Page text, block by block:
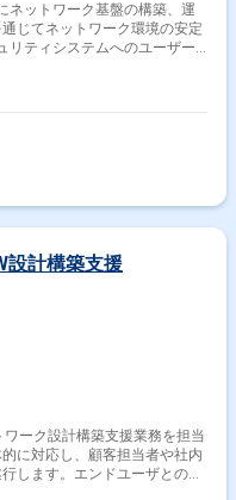
じてネットワーク環境の安定
設計構築支援
に対応し、顧客担当者や社内
します。エンドユーザとのコ